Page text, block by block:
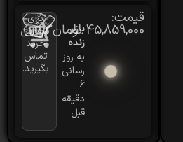
45,859,000تومان
بازار
به روز
رسانی
6
سفارش
خرید
تماس
بگیرید.